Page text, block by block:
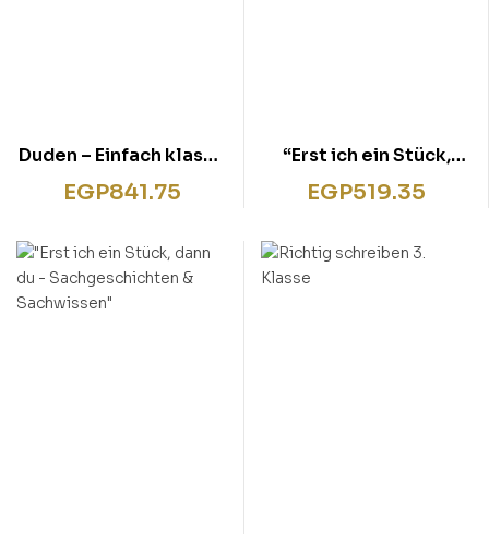
Duden – Einfach klasse
in Deutsch 3. Klasse
EGP841.75
“Erst ich ein Stück,
dann du – Eine Burg für
Ritter Rudi”
EGP519.35